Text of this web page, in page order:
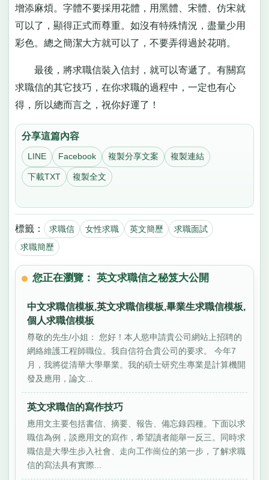
增添麻煩。字體不要採用花體，用黑體、宋體、仿宋就
可以了，顯得正式而尊重。如沒有特殊情況，盡量少用
彩色。總之簡潔大方就可以了，不要弄得過於花哨。
最後，將求職信裝入信封，就可以寄遞了。有關寫
求職信的其它技巧，在你求職的過程中，一定也有心
得，所以總而言之，祝你好運了！
分享這篇內容
LINE Facebook 複製分享文案 複製連結
下載TXT 複製全文
標籤： 求職信 女性求職 英文簡歷
求職面試
求職簡歷
您正在瀏覽： 英文求職信之秘笈大公開
中文求職信模板,英文求職信模板,畢業生求職信模板,
個人求職信模板
尊敬的先生/小姐： 您好！本人慾申請貴公司網站上招聘的
網絡維護工程師職位。我自信符合貴公司的要求。 今年7
月，我將從清華大學畢業。我的碩士研究生專業是計算機開
發及應用，論文...
英文求職信的寫作技巧
應用文主要包括書信、摘要、報告、備忘錄四種。下面以求
職信為例，談應用文的寫作，希望讀者能舉一反三。同時求
職信是大學生步入社會、走向工作崗位的第一步，了解求職
信的寫法具有實際...